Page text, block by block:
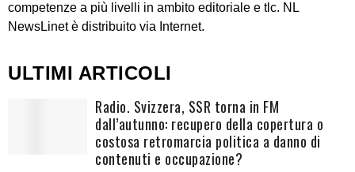
competenze a più livelli in ambito editoriale e tlc. NL
NewsLinet è distribuito via Internet.
ULTIMI ARTICOLI
Radio. Svizzera, SSR torna in FM
dall’autunno: recupero della copertura o
costosa retromarcia politica a danno di
contenuti e occupazione?